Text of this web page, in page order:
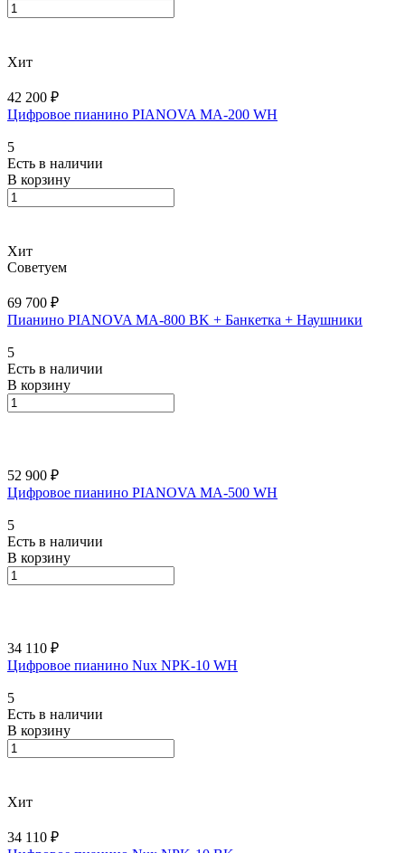
Хит
42 200 ₽
Цифровое пианино PIANOVA MA-200 WH
5
Есть в наличии
В корзину
Хит
Советуем
69 700 ₽
Пианино PIANOVA MA-800 BK + Банкетка + Наушники
5
Есть в наличии
В корзину
52 900 ₽
Цифровое пианино PIANOVA MA-500 WH
5
Есть в наличии
В корзину
34 110 ₽
Цифровое пианино Nux NPK-10 WH
5
Есть в наличии
В корзину
Хит
34 110 ₽